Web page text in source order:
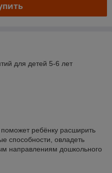
для детей 5-6 лет
ребёнку расширить
способности, овладеть
направлениям дошкольного